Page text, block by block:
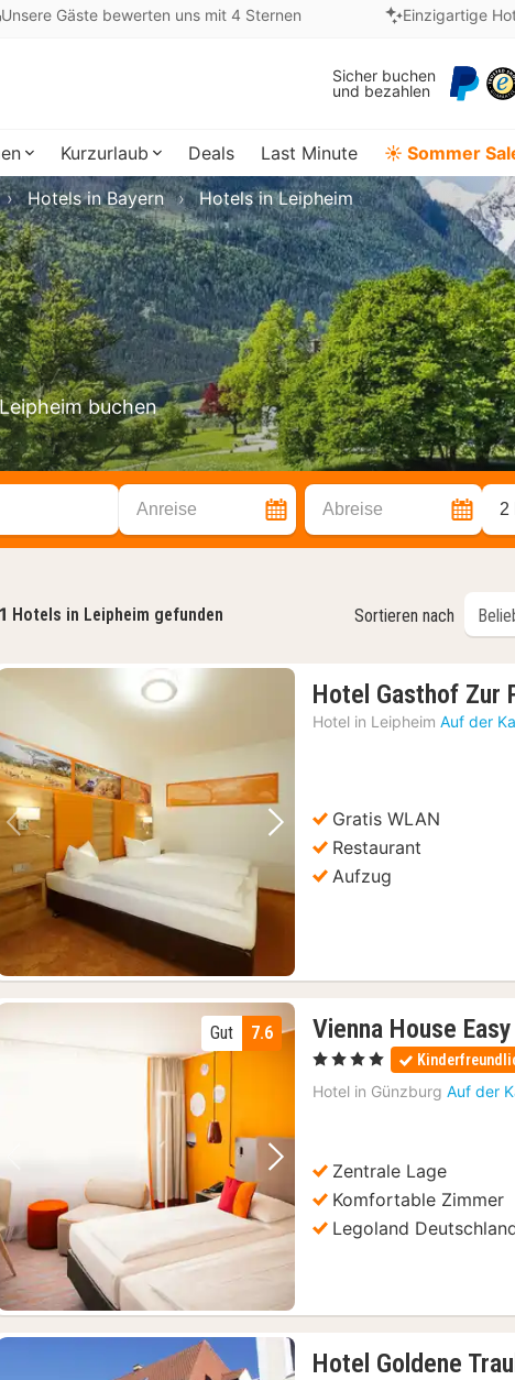
Unsere Gäste bewerten uns mit 4 Sternen Einzigartige
Sicher buchen
und bezahlen
Kurzurlaub Deals Last Minute ☀️ Sommer
buchen
Hotels in Bayern Hotels in Leipheim
Anreise Abreise 2
Hotels in Leipheim gefunden Sortieren nach
Vorheriges Bild Nächstes Bild
Hotel Gasthof Zur
Hotel in Leipheim Auf der
Gratis WLAN
Restaurant
Aufzug
Vorheriges Bild Nächstes Bild
7.6
Gut Vienna House
, 4 Sterne
Hotel in Günzburg Auf der
Zentrale Lage
Komfortable Zimmer
Legoland
Hotel Goldene